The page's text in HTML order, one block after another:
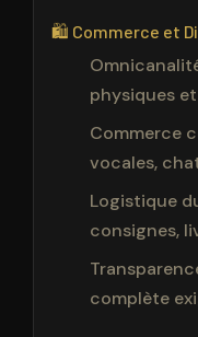
🛍️ Commerce et
physiques
Commerce
vocales,
Logistique
consignes,
complète